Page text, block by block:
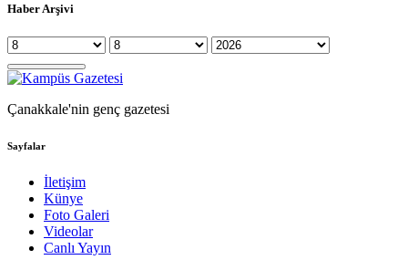
Haber Arşivi
Çanakkale'nin genç gazetesi
Sayfalar
İletişim
Künye
Foto Galeri
Videolar
Canlı Yayın